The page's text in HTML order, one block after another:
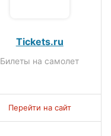
Tickets.ru
Билеты на самолет
Перейти на сайт